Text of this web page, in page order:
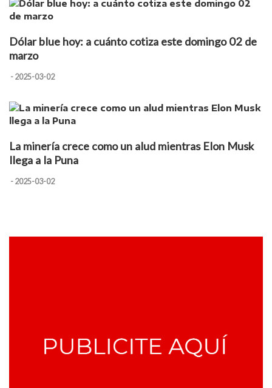
Dólar blue hoy: a cuánto cotiza este domingo 02 de
marzo
- 2025-03-02
La minería crece como un alud mientras Elon Musk
llega a la Puna
- 2025-03-02